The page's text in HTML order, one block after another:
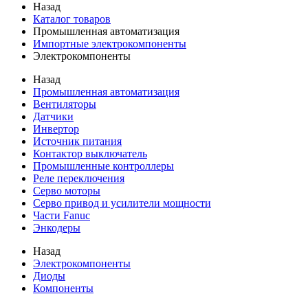
Назад
Каталог товаров
Промышленная автоматизация
Импортные электрокомпоненты
Электрокомпоненты
Назад
Промышленная автоматизация
Вентиляторы
Датчики
Инвертор
Источник питания
Контактор выключатель
Промышленные контроллеры
Реле переключения
Серво моторы
Серво привод и усилители мощности
Части Fanuc
Энкодеры
Назад
Электрокомпоненты
Диоды
Компоненты